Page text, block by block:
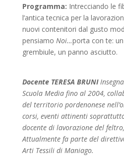
Programma: Intrecciando le
l’antica tecnica per la
nuovi contenitori dal gusto
pensiamo Noi…porta con te:
grembiule, un panno
Docente TERESA BRUNI
Scuola Media fino al 2004,
del territorio pordenonese
corsi, eventi attinenti
docente di lavorazione del
Attualmente fa parte del
Arti Tessili di Maniago.